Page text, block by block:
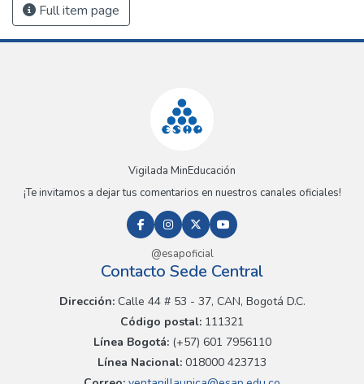
Full item page
Vigilada MinEducación
¡Te invitamos a dejar tus comentarios en nuestros canales oficiales!
@esapoficial
Contacto Sede Central
Dirección:Calle 44 # 53 - 37, CAN, Bogotá D.C.
Código postal: 111321
Línea Bogotá:(+57) 601 7956110
Línea Nacional: 018000 423713